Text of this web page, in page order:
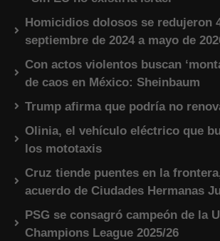
Homicidios dolosos se redujeron
septiembre de 2024 a mayo de
Con actos violentos buscan
de caos en México: Sheinbaum
Trump afirma que podría no
Olinia, el vehículo eléctrico que
los mototaxis
Cruz tiende puentes en la
acuerdo de Ciudades Hermanas
PSG se consagró campeón de la
Champions League 2025/26